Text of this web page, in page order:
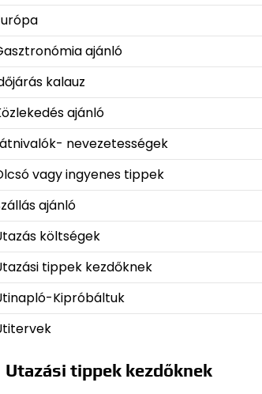
ajánló
kalauz
ajánló
nevezetességek
vagy ingyenes tippek
ajánló
költségek
tippek kezdőknek
Kipróbáltuk
Utazási tippek kezdőknek